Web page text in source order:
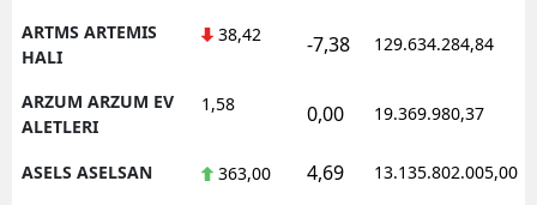
ARTMS ARTEMIS
HALI
38,42 -7,38 129.634.284,84
ARZUM ARZUM EV
ALETLERI
1,58 0,00 19.369.980,37
ASELS ASELSAN 363,00 4,69 13.135.802.005,00